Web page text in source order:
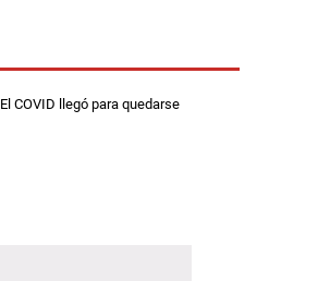
El COVID llegó para quedarse